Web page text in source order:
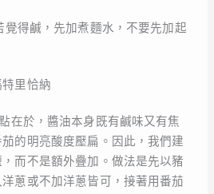
覺得鹹，先加煮麵水，不要先加起
里恰納
在於，醬油本身既有鹹味又有焦
的明亮酸度壓扁。因此，我們建
而不是額外疊加。做法是先以豬
蔥或不加洋蔥皆可，接著用番茄